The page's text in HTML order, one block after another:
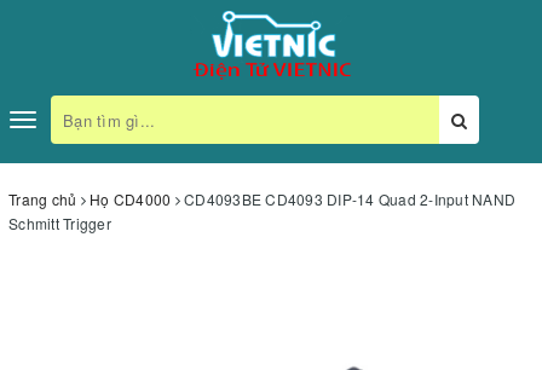
Toggle
navigation
Trang chủ Họ CD4000
CD4093BE CD4093 DIP-14 Quad 2-Input NAND
Schmitt Trigger